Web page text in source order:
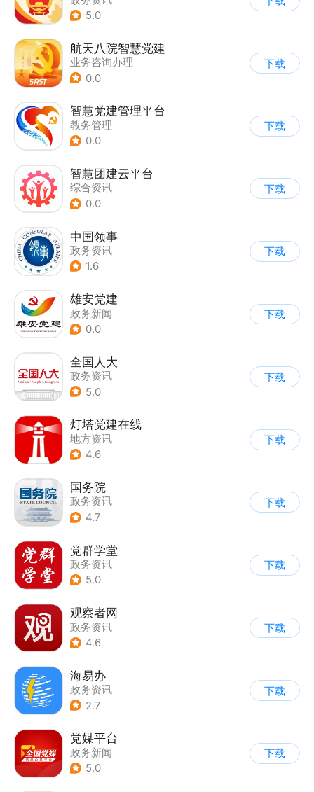
5.0
航天八院智慧党建
业务咨询办理
0.0
下载
智慧党建管理平台
教务管理
0.0
下载
智慧团建云平台
综合资讯
0.0
下载
中国领事
政务资讯
1.6
下载
雄安党建
政务新闻
0.0
下载
全国人大
政务资讯
5.0
下载
灯塔党建在线
地方资讯
4.6
下载
国务院
政务资讯
4.7
下载
党群学堂
政务资讯
5.0
下载
观察者网
政务资讯
4.6
下载
海易办
政务资讯
2.7
下载
党媒平台
政务新闻
5.0
下载